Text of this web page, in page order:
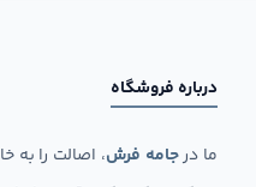
درباره فروشگاه
ما درجامه فرش، اصالت را به